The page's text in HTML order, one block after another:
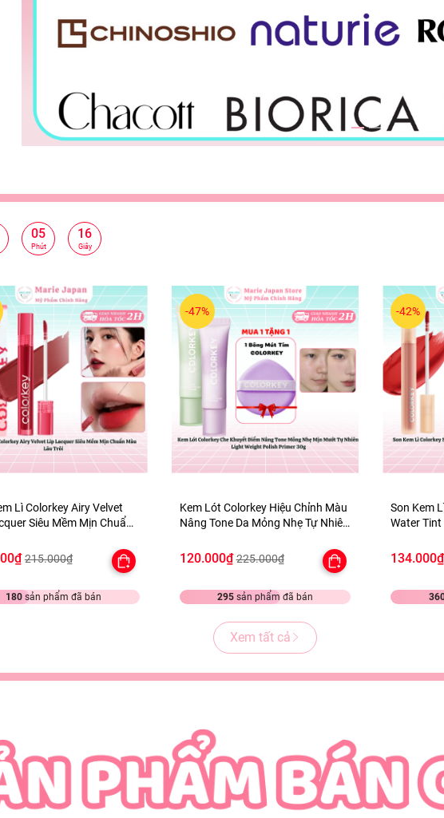
05
Phút
14
Giây
Lì Colorkey Airy Velvet
Siêu Mềm Mịn Chuẩn
215.000₫
180 sản phẩm đã bán
-47%
Kem Lót Colorkey Hiệu Chỉnh Màu
Nâng Tone Da Mỏng Nhẹ Tự Nhiên
TẶNG 1 BÔNG MÚT TÍM
120.000₫ 225.000₫
295sản phẩm đã bán
-42%
Son Kem
Water Tint
134.000₫
Xem tất cả